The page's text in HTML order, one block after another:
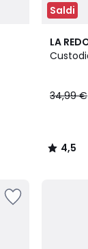
Saldi
LA
34,99 €
4,5
/ 5
4,5
/